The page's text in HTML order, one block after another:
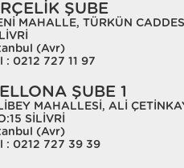
ŞUBE
MAHALLE, TÜRKÜN
(Avr)
: 0212 727 11 97
ŞUBE 1
MAHALLESİ, ALİ
SİLİVRİ
(Avr)
: 0212 727 39 39